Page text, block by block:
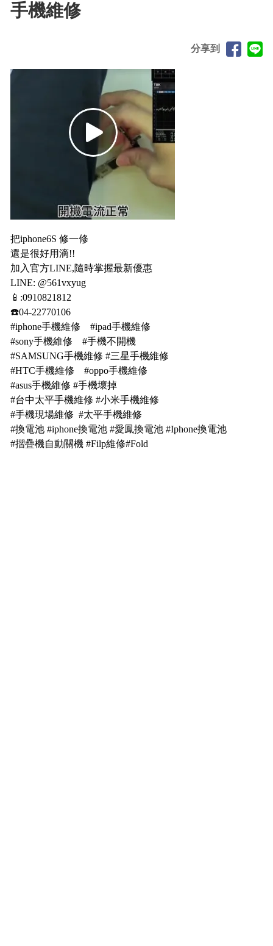
手機維修
分享到
把iphone6S 修一修
還是很好用滴!!
加入官方LINE,隨時掌握最新優惠
LINE: @561vxyug
📱:0910821812
☎️04-22770106
#iphone手機維修 #ipad手機維修
#sony手機維修 #手機不開機
#SAMSUNG手機維修 #三星手機維修
#HTC手機維修 #oppo手機維修
#asus手機維修 #手機壞掉
#台中太平手機維修 #小米手機維修
#手機現場維修 #太平手機維修
#換電池 #iphone換電池 #愛鳳換電池 #Iphone換電池
#摺疊機自動關機 #Filp維修#Fold